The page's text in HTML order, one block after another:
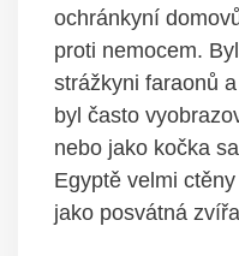
ochránkyní
proti nemocem.
strážkyni faraonů
byl často
nebo jako kočka
Egyptě velmi
jako posvátná